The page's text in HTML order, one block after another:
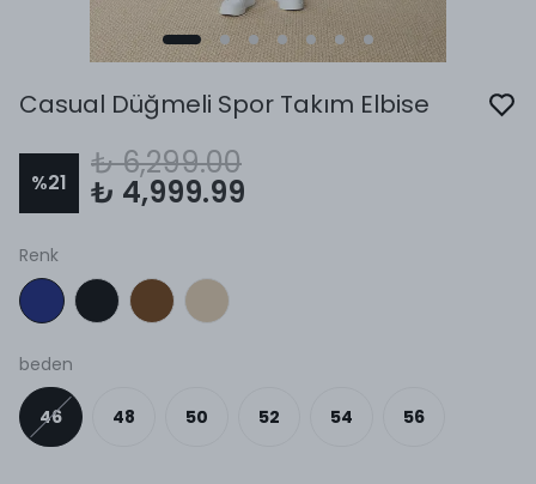
Casual Düğmeli Spor Takım Elbise
%21
₺ 6,299.00
₺ 4,999.99
Renk
beden
46 48 50 52 54 56